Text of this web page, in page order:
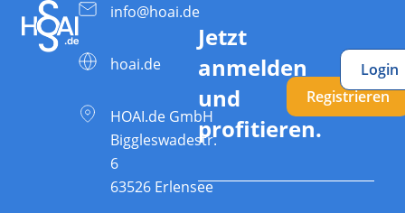
info@hoai.de
hoai.de
HOAI.de GmbH
Biggleswadestr.
6
63526 Erlensee
Jetzt
anmelden
und
profitieren.
Registrieren
Login